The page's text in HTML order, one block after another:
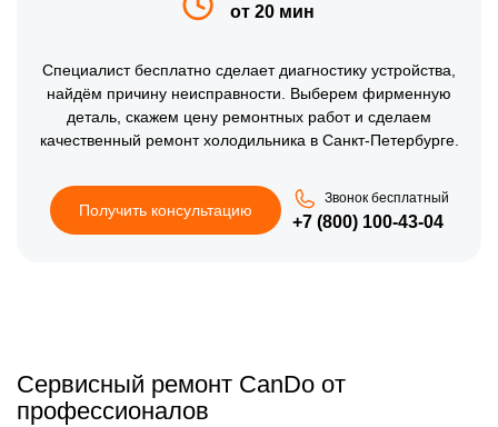
от 20 мин
Специалист бесплатно сделает диагностику устройства,
найдём причину неисправности. Выберем фирменную
деталь, скажем цену ремонтных работ и сделаем
качественный ремонт холодильника в Санкт-Петербурге.
Получить консультацию
Звонок бесплатный
+7 (800) 100-43-04
Сервисный ремонт CanDo от
профессионалов